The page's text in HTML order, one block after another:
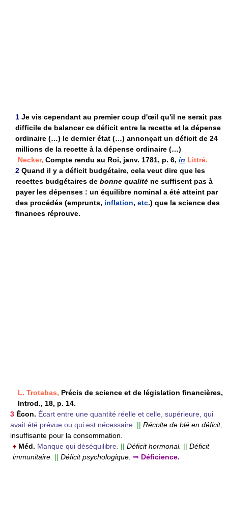
1 Je vis cependant au premier coup d'œil qu'il ne serait pas
difficile de balancer ce déficit entre la recette et la dépense
ordinaire (…) le dernier état (…) annonçait un déficit de 24
millions de la recette à la dépense ordinaire (…)
Necker, Compte rendu au Roi, janv. 1781, p. 6, in Littré.
2 Quand il y a déficit budgétaire, cela veut dire que les
recettes budgétaires de bonne qualité ne suffisent pas à
payer les dépenses : un équilibre nominal a été atteint par
des procédés (emprunts, inflation, etc.) que la science des
finances réprouve.
L. Trotabas, Précis de science et de législation financières,
Introd., 18, p. 14.
3 Écon. Écart entre une quantité réelle et celle, supérieure, qui
avait été prévue ou qui est nécessaire. || Récolte de blé en déficit,
insuffisante pour la consommation.
♦ Méd. Manque qui déséquilibre. || Déficit hormonal. || Déficit
immunitaire. || Déficit psychologique. ⇒ Déficience.